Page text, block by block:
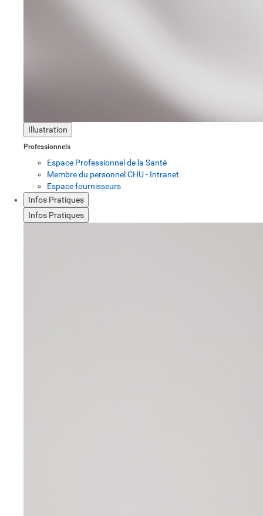
Illustration
Professionnels
Espace Professionnel de la Santé
Membre du personnel CHU - Intranet
Espace fournisseurs
Infos Pratiques
Infos Pratiques